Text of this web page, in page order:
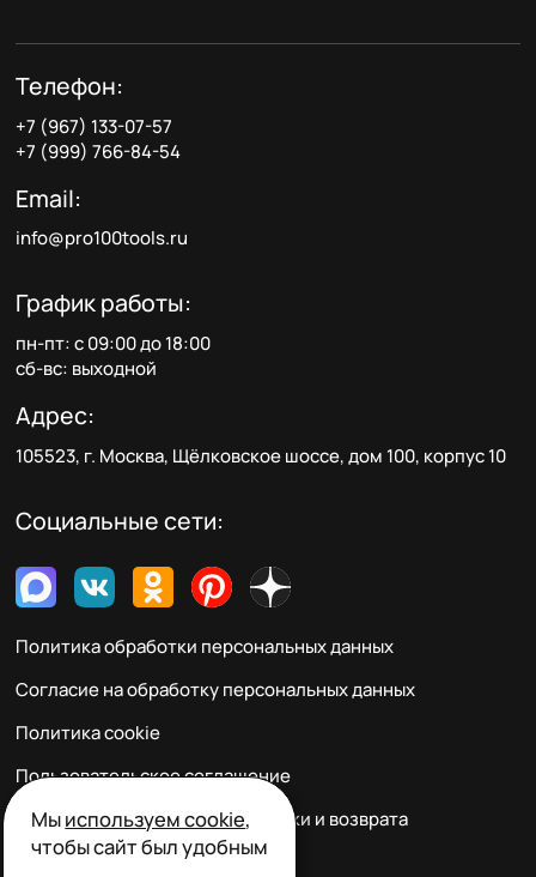
Телефон:
+7 (967) 133-07-57
+7 (999) 766-84-54
Email:
info@pro100tools.ru
График работы:
пн-пт: с 09:00 до 18:00
сб-вс: выходной
Адрес:
105523, г. Москва, Щёлковское шоссе, дом 100, корпус 10
Социальные сети:
Политика обработки персональных данных
Согласие на обработку персональных данных
Политика cookie
Пользовательское соглашение
Правила заказа, оплаты, доставки и возврата
Реквизиты и контакты
Мыиспользуем cookie,
чтобы сайт был удобным